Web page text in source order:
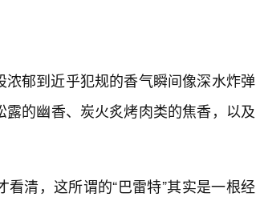
郁到近乎犯规的香气瞬间像深水炸弹
的幽香、炭火炙烤肉类的焦香，以及
清，这所谓的“巴雷特”其实是一根经